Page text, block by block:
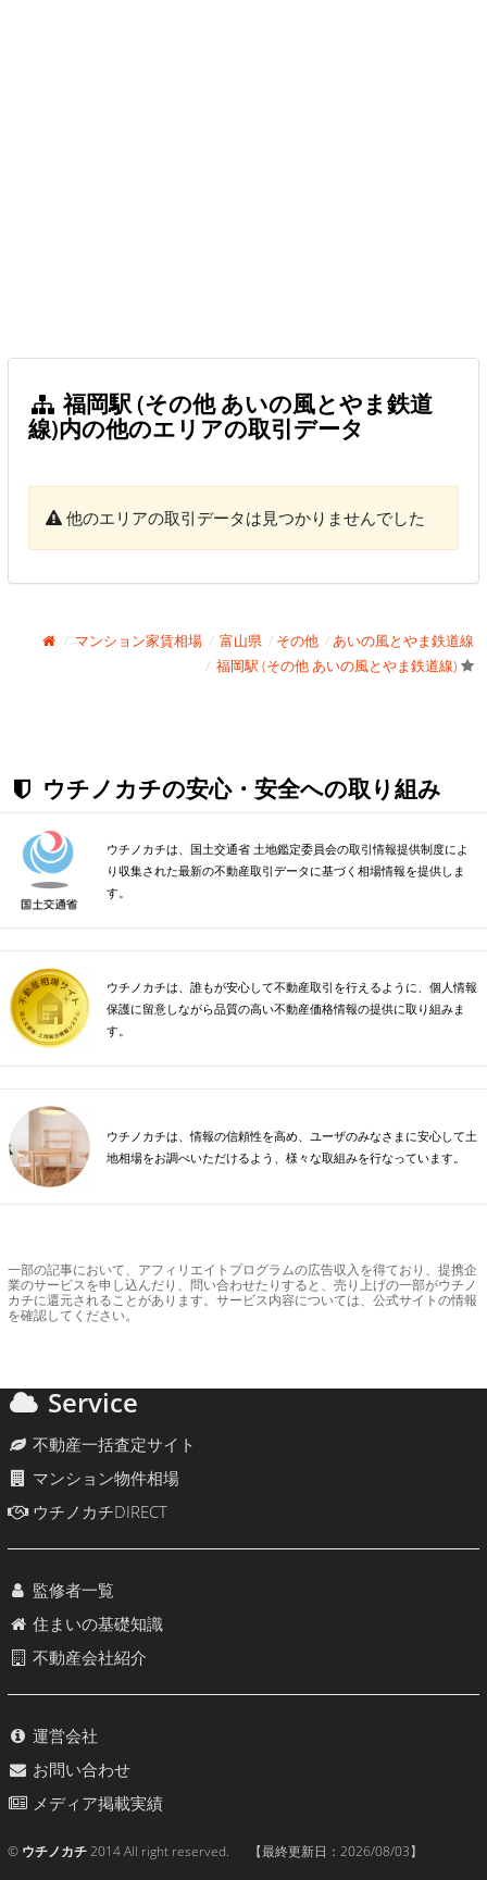
福岡駅 (その他 あいの風とやま鉄道
線)内の他のエリアの取引データ
他のエリアの取引データは見つかりませんでした
マンション家賃相場 富山県 その他
あいの風とやま鉄道線
福岡駅 (その他 あいの風とやま鉄道線)
ウチノカチの安心・安全への取り組み
ウチノカチは、国土交通省 土地鑑定委員会の取引情報提供制度によ
り収集された最新の不動産取引データに基づく相場情報を提供しま
す。
ウチノカチは、誰もが安心して不動産取引を行えるように、個人情報
保護に留意しながら品質の高い不動産価格情報の提供に取り組みま
す。
ウチノカチは、情報の信頼性を高め、ユーザのみなさまに安心して土
地相場をお調べいただけるよう、様々な取組みを行なっています。
一部の記事において、アフィリエイトプログラムの広告収入を得ており、提携企
業のサービスを申し込んだり、問い合わせたりすると、売り上げの一部がウチノ
カチに還元されることがあります。サービス内容については、公式サイトの情報
を確認してください。
Service
不動産一括査定サイト
マンション物件相場
ウチノカチDIRECT
監修者一覧
住まいの基礎知識
不動産会社紹介
運営会社
お問い合わせ
メディア掲載実績
© ウチノカチ2014 All right reserved. 【最終更新日： 2026/08/03】